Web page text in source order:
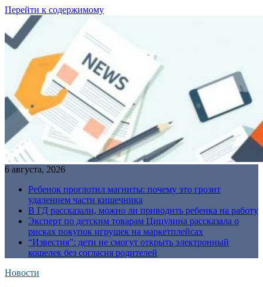
Перейти к содержимому
6 августа, 2026
Ребенок проглотил магниты: почему это грозит
удалением части кишечника
В ГД рассказали, можно ли приводить ребенка на работу
Эксперт по детским товарам Цицулина рассказала о
рисках покупок игрушек на маркетплейсах
“Известия”: дети не смогут открыть электронный
кошелек без согласия родителей
Новости